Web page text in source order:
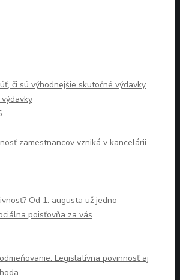
či sú výhodnejšie skutočné výdavky
zamestnancov vzniká v kancelárii
Od 1. augusta už jedno
poisťovňa za vás
Legislatívna povinnosť aj